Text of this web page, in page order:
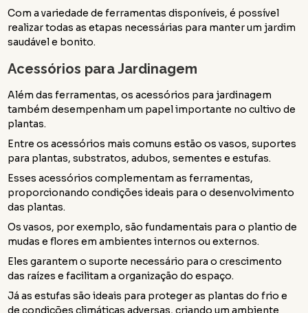
Com a variedade de ferramentas disponíveis, é possível
realizar todas as etapas necessárias para manter um jardim
saudável e bonito.
Acessórios para Jardinagem
Além das ferramentas, os acessórios para jardinagem
também desempenham um papel importante no cultivo de
plantas.
Entre os acessórios mais comuns estão os vasos, suportes
para plantas, substratos, adubos, sementes e estufas.
Esses acessórios complementam as ferramentas,
proporcionando condições ideais para o desenvolvimento
das plantas.
Os vasos, por exemplo, são fundamentais para o plantio de
mudas e flores em ambientes internos ou externos.
Eles garantem o suporte necessário para o crescimento
das raízes e facilitam a organização do espaço.
Já as estufas são ideais para proteger as plantas do frio e
de condições climáticas adversas, criando um ambiente